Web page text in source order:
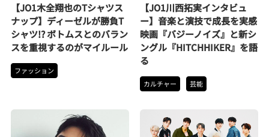
【JO1木全翔也のTシャツス
ナップ】ディーゼルが勝負T
シャツ!? ボトムスとのバラン
スを重視するのがマイルール
ファッション
【JO1川西拓実インタビュ
ー】音楽と演技で成長を実感
映画『バジーノイズ』と新シ
ングル『HITCHHIKER』を語
る
カルチャー 芸能